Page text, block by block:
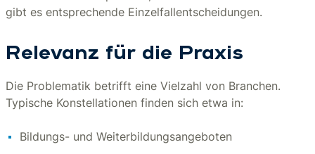
gibt es entsprechende Einzelfallentscheidungen.
Relevanz für die Praxis
Die Problematik betrifft eine Vielzahl von Branchen.
Typische Konstellationen finden sich etwa in:
Bildungs- und Weiterbildungsangeboten